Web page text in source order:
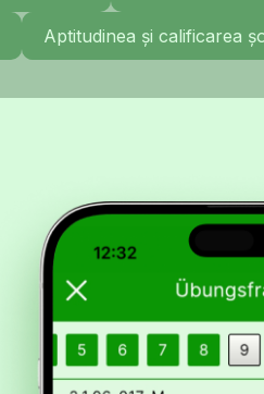
Aptitudinea și calificarea